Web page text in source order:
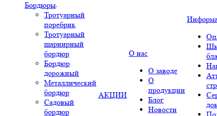
Бордюры
Тротуарный
поребрик
Тротуарный
шарнирный
бордюр
Бордюр
дорожный
Металлический
бордюр
Садовый
бордюр
АКЦИИ
О нас
О заводе
О
продукции
Блог
Новости